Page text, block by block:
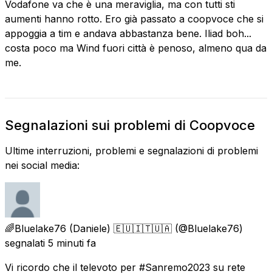
Vodafone va che è una meraviglia, ma con tutti sti
aumenti hanno rotto. Ero già passato a coopvoce che si
appoggia a tim e andava abbastanza bene. Iliad boh...
costa poco ma Wind fuori città è penoso, almeno qua da
me.
Segnalazioni sui problemi di Coopvoce
Ultime interruzioni, problemi e segnalazioni di problemi
nei social media:
🌈Bluelake76 (Daniele) 🇪🇺🇮🇹🇺🇦 (@Bluelake76)
segnalati 5 minuti fa
Vi ricordo che il televoto per #Sanremo2023 su rete